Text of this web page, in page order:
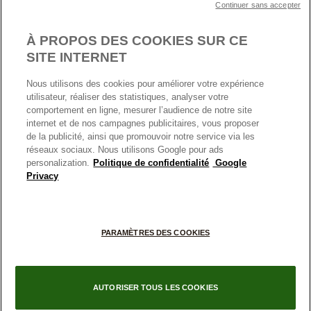
Nous contacter
*Conditions des offres en cours
Nettoyage & Entretien
Conditions générales de My Pandora
Politique de confidentialité
Protection des données
Conditions générales de vente
Conditions générales de vente Click & Collect
Plateforme ODR
FRANCE France
© TOUS DROITS RESERVES. 2026 Pandora
À PROPOS DES COOKIES SUR CE
SITE INTERNET
Nous utilisons des cookies pour améliorer votre expérience
utilisateur, réaliser des statistiques, analyser votre
comportement en ligne, mesurer l’audience de notre site
internet et de nos campagnes publicitaires, vous proposer
de la publicité, ainsi que promouvoir notre service via les
réseaux sociaux. Nous utilisons Google pour ads
personalization. Politique de confidentialité Google
Privacy
PARAMÈTRES DES COOKIES
AUTORISER TOUS LES COOKIES
Continuer sans accepter